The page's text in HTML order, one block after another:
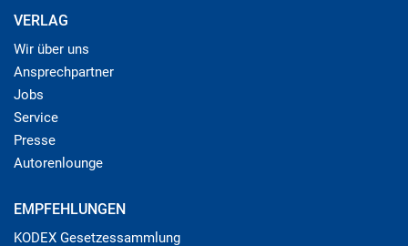
VERLAG
Wir über uns
Ansprechpartner
Jobs
Service
Presse
Autorenlounge
EMPFEHLUNGEN
KODEX Gesetzessammlung